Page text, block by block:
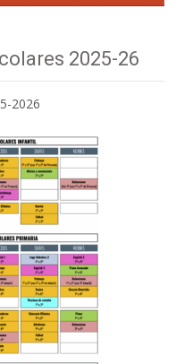
2025-26
2026